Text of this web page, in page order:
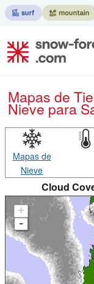
Mapas de Tiempo y Condiciones de
Nievepara
Mapas de
Nieve
Cloud
+
-